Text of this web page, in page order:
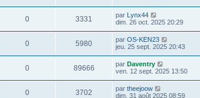
0 3331 par Lynx44
dim. 26 oct. 2025 20:29
0 5980 par OS-KEN23
jeu. 25 sept. 2025 20:43
0 89666 par Daventry
ven. 12 sept. 2025 13:50
0 3702 par theejoow
dim. 31 août 2025 08:59